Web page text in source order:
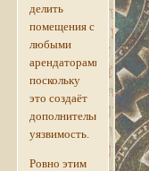
делить
помещения с
любыми
арендаторами,
поскольку
это создаёт
дополнительную
уязвимость.
Ровно этим